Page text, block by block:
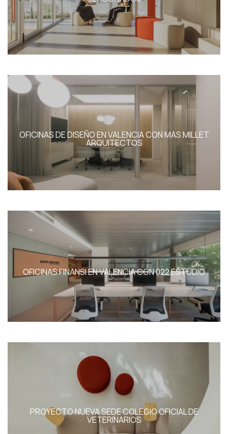
de
integral
Showroom
News
Contacta
ESPAÑOL ENGLISH
OFICINAS DE DISEÑO EN VALENCIA CON MAS MILLET
ARQUITECTOS
OFICINAS FINANSI EN VALENCIA CON 022 ESTUDIO
PROYECTO NUEVA SEDE COLEGIO OFICIAL DE
VETERINARIOS